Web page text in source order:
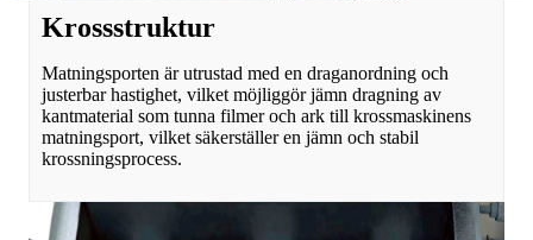
Krossstruktur
Matningsporten är utrustad med en draganordning och
justerbar hastighet, vilket möjliggör jämn dragning av
kantmaterial som tunna filmer och ark till krossmaskinens
matningsport, vilket säkerställer en jämn och stabil
krossningsprocess.